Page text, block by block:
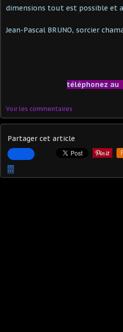
dimensions tout est possible et
Jean-Pascal BRUNO, sorcier
téléphonez au
Voir les commentaires
Partager cet article
…